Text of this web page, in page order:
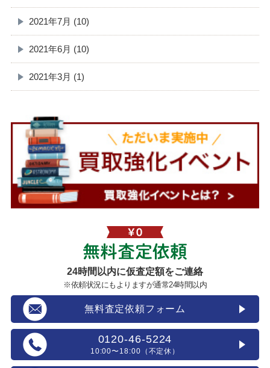
2021年7月 (10)
2021年6月 (10)
2021年3月 (1)
24時間以内に仮査定額をご連絡
※依頼状況にもよりますが通常24時間以内
無料査定依頼フォーム
0120-46-5224
10:00〜18:00（不定休）